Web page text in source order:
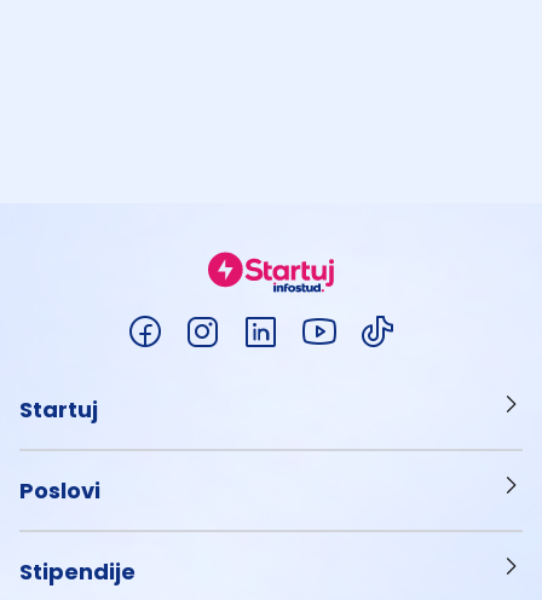
Startuj
Poslovi
Stipendije